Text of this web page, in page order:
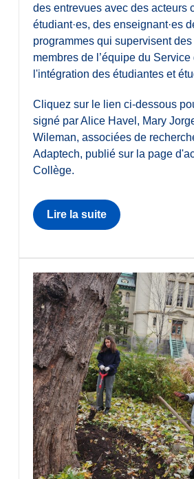
des entrevues avec des acteurs
étudiant·es, des enseignant·es
programmes qui supervisent
membres de l’équipe du Service
l'intégration des étudiantes et
Cliquez sur le lien ci-dessous
signé par Alice Havel, Mary
Wileman, associées de
Adaptech, publié sur la page
Collège.
Lire la suite